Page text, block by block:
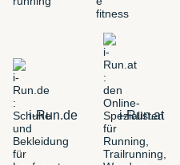
i-Run.de i-Run.at